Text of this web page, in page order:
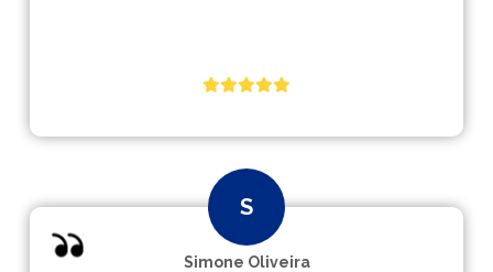
Simone Oliveira